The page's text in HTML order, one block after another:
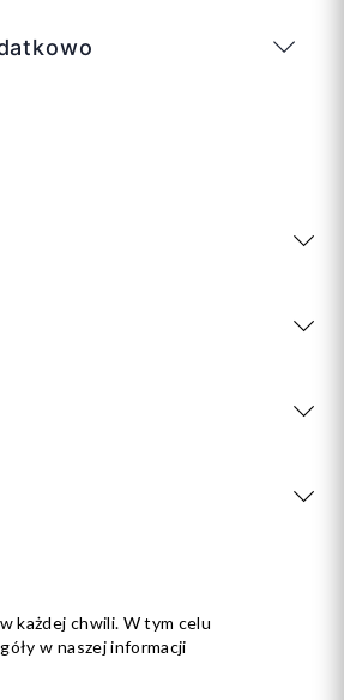
każdej chwili. W tym celu
w naszej informacji